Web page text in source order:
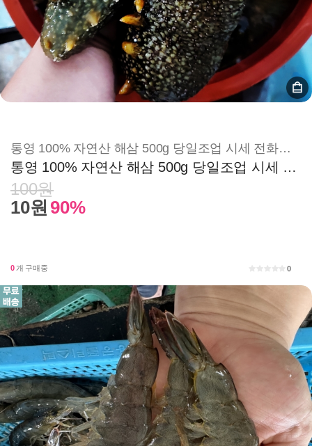
통영 100% 자연산 해삼 500g 당일조업 시세 전화문의 010-9074-8877
통영 100% 자연산 해삼 500g 당일조업 시세 전화문의 010-9074-8877
100원
10원 90%
0 개 구매중 0